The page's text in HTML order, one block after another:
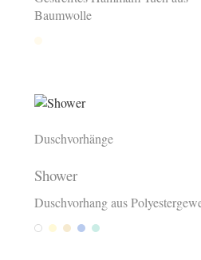
Baumwolle
Duschvorhänge
Shower
Duschvorhang aus
WeissCremeVanille
CielMint